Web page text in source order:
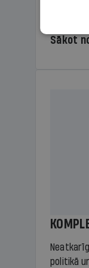
Sākot
politikā